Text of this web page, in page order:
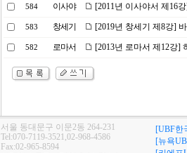
584 이사야 [2011년 이사야서 제16
583 창세기 [2019년 창세기 제8강]
582 로마서 [2013년 로마서 제12강]
서울 동대문구 이문2동 264-231
Tel:070-7119-3521,02-968-4586
Fax:02-965-8594
[UBF한
[뉴욕